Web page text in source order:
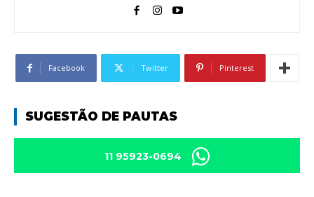
Facebook Twitter Pinterest
SUGESTÃO DE PAUTAS
11 95923-0694